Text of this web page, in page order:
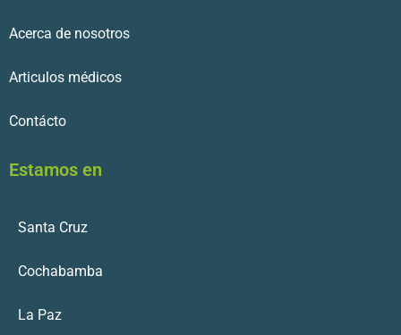
Acerca de nosotros
Articulos médicos
Contácto
Estamos en
Santa Cruz
Cochabamba
La Paz